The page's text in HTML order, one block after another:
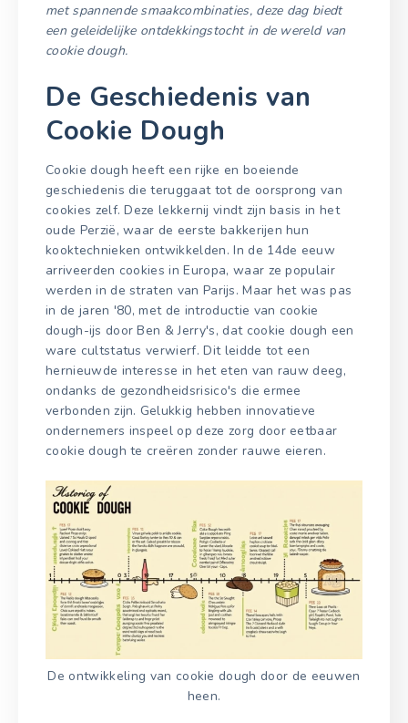
met spannende smaakcombinaties, deze dag biedt
een geleidelijke ontdekkingstocht in de wereld van
cookie dough.
De Geschiedenis van
Cookie Dough
Cookie dough heeft een rijke en boeiende
geschiedenis die teruggaat tot de oorsprong van
cookies zelf. Deze lekkernij vindt zijn basis in het
oude Perzië, waar de eerste bakkerijen hun
kooktechnieken ontwikkelden. In de 14de eeuw
arriveerden cookies in Europa, waar ze populair
werden in de straten van Parijs. Maar het was pas
in de jaren '80, met de introductie van cookie
dough-ijs door Ben & Jerry's, dat cookie dough een
ware cultstatus verwierf. Dit leidde tot een
hernieuwde interesse in het eten van rauw deeg,
ondanks de gezondheidsrisico's die ermee
verbonden zijn. Gelukkig hebben innovatieve
ondernemers inspeel op deze zorg door eetbaar
cookie dough te creëren zonder rauwe eieren.
De ontwikkeling van cookie dough door de eeuwen
heen.